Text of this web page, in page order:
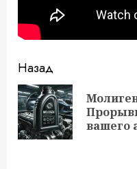
Продолжить
чтение
Назад
вашего